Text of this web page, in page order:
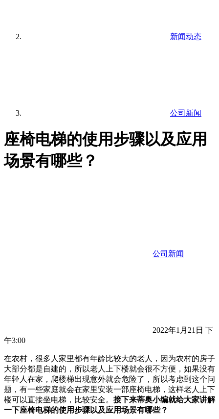
新闻动态
公司新闻
座椅电梯的使用步骤以及应用
场景有哪些？
公司新闻
2022年1月21日 下
午3:00
在农村，很多人家里都有年龄比较大的老人，因为农村的房子
大部分都是自建的，所以老人上下楼就会很不方便，如果没有
年轻人在家，爬楼梯出现意外就会危险了，所以考虑到这个问
题，有一些家庭就会在家里安装一部座椅电梯，这样老人上下
楼可以直接坐电梯，比较安全。 接下来蒂奥小编就给大家讲解
一下座椅电梯的使用步骤以及应用场景有哪些？